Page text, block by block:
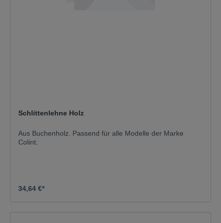
Schlittenlehne Holz
Aus Buchenholz. Passend für alle Modelle der Marke
Colint.
34,64 €*